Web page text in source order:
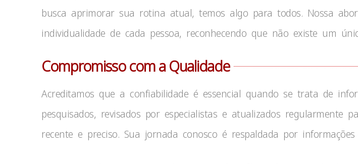
busca aprimorar sua rotina atual, temos algo para todos. Nossa
individualidade de cada pessoa, reconhecendo que não existe um
Compromisso com a Qualidade
Acreditamos que a confiabilidade é essencial quando se trata de
pesquisados, revisados por especialistas e atualizados
recente e preciso. Sua jornada conosco é respaldada por